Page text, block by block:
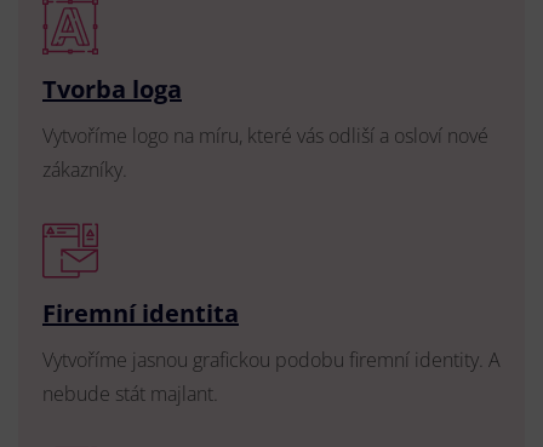
Tvorba loga
Vytvoříme logo na míru, které vás odliší a osloví nové
zákazníky.
Firemní identita
Vytvoříme jasnou grafickou podobu firemní identity. A
nebude stát majlant.